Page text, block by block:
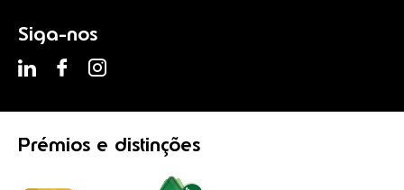
Siga-nos
Prémios e distinções